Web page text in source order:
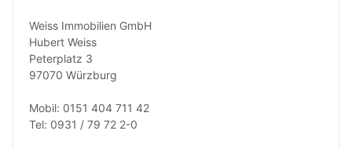
Weiss Immobilien GmbH
Hubert Weiss
Peterplatz 3
97070 Würzburg
Mobil: 0151 404 711 42
Tel: 0931 / 79 72 2-0